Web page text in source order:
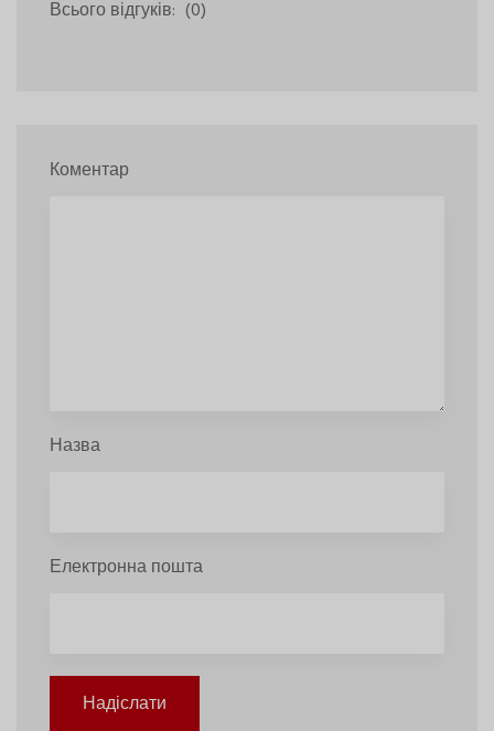
Всього відгуків: (0)
Коментар
Назва
Електронна пошта
Надіслати